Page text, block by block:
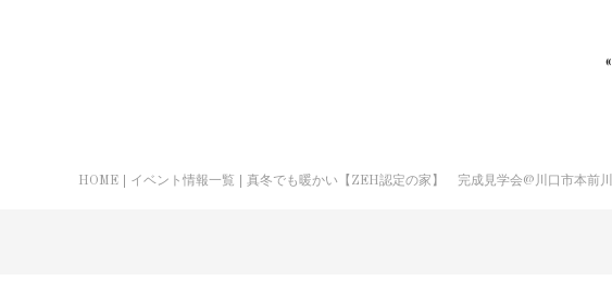
«
HOME イベント情報一覧 真冬でも暖かい【ZEH認定の家】 完成見学会@川口市本前川